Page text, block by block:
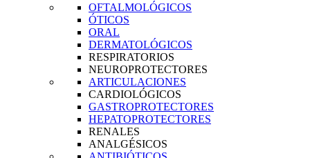
OFTALMOLÓGICOS
ÓTICOS
ORAL
DERMATOLÓGICOS
RESPIRATORIOS
NEUROPROTECTORES
ARTICULACIONES
CARDIOLÓGICOS
GASTROPROTECTORES
HEPATOPROTECTORES
RENALES
ANALGÉSICOS